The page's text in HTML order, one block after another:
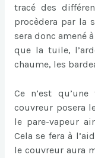
tracé des
procèdera par la
sera donc amené
que la tuile,
chaume, les
Ce n’est
couvreur posera
le pare-vapeur
Cela se fera à
le couvreur aura